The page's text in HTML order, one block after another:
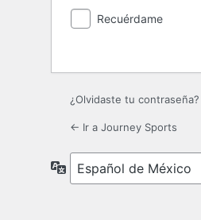
Recuérdame
¿Olvidaste tu contraseña?
← Ir a Journey Sports
Idioma